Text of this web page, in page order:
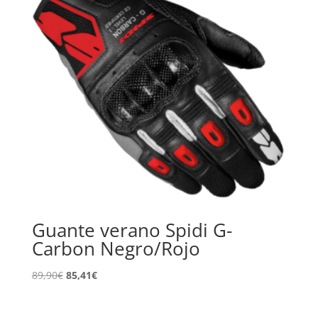
Guante verano Spidi G-
Carbon Negro/Rojo
89,90€ El
85,41€El